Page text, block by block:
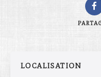
LOCALISATION